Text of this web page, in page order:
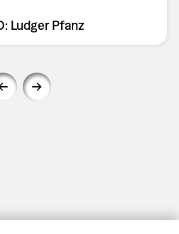
Ludger Pfanz